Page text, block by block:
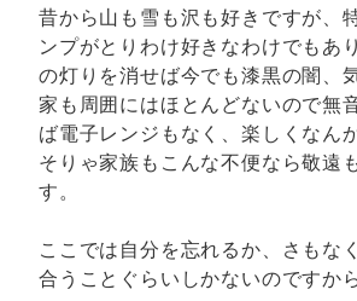
昔から山も雪も沢も好きですが、
ンプがとりわけ好きなわけでもあ
の灯りを消せば今でも漆黒の闇、
家も周囲にはほとんどないので無
ば電子レンジもなく、楽しくなん
そりゃ家族もこんな不便なら敬遠
す。
ここでは自分を忘れるか、さもな
合うことぐらいしかないのですから